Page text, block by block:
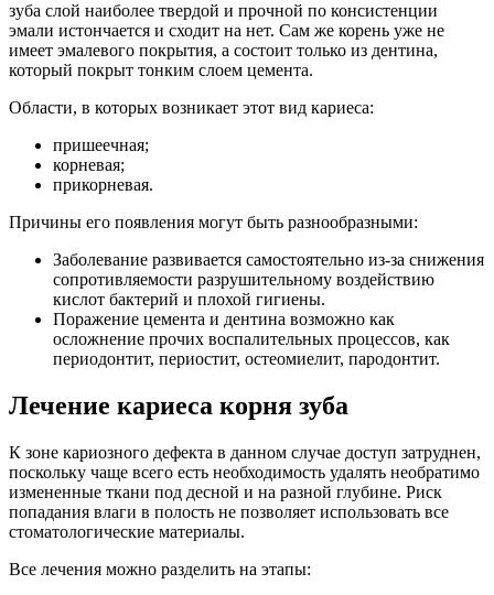
зуба слой наиболее твердой и прочной по консистенции
эмали истончается и сходит на нет. Сам же корень уже не
имеет эмалевого покрытия, а состоит только из дентина,
который покрыт тонким слоем цемента.
Области, в которых возникает этот вид кариеса:
пришеечная;
корневая;
прикорневая.
Причины его появления могут быть разнообразными:
Заболевание развивается самостоятельно из-за снижения
сопротивляемости разрушительному воздействию
кислот бактерий и плохой гигиены.
Поражение цемента и дентина возможно как
осложнение прочих воспалительных процессов, как
периодонтит, периостит, остеомиелит, пародонтит.
Лечение кариеса корня зуба
К зоне кариозного дефекта в данном случае доступ затруднен,
поскольку чаще всего есть необходимость удалять необратимо
измененные ткани под десной и на разной глубине. Риск
попадания влаги в полость не позволяет использовать все
стоматологические материалы.
Все лечения можно разделить на этапы: